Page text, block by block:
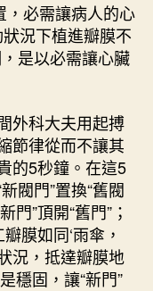
，必需讓病人的心
況下植進瓣膜不
是以必需讓心臟
外科大夫用起搏
節律從而不讓其
的5秒鐘。在這5
閥門”置換“舊閥
門”頂開“舊門”；
膜如同‘雨傘，
況，抵達瓣膜地
穩固，讓“新門”